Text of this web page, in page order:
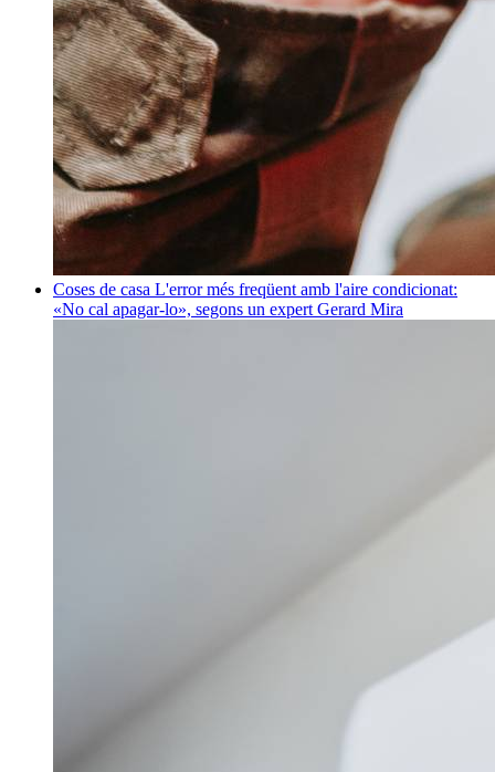
Coses de casa L'error més freqüent amb l'aire condicionat:
«No cal apagar-lo», segons un expert Gerard Mira